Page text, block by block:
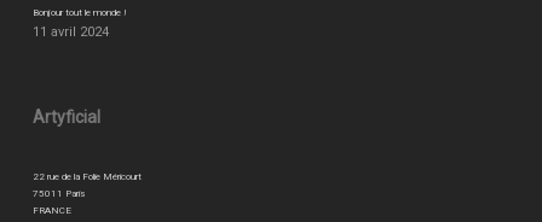
Bonjour tout le monde !
11 avril 2024
Artyficial
22 rue de la Folie Méricourt
75011 Paris
FRANCE